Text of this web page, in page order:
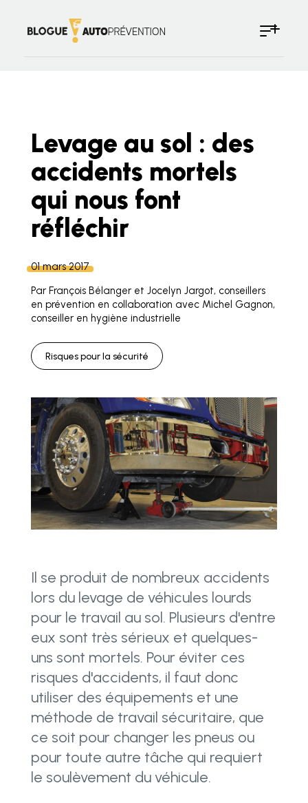
Levage au sol : des
accidents mortels
qui nous font
réfléchir
01 mars 2017
Par François Bélanger et Jocelyn Jargot, conseillers
en prévention en collaboration avec Michel Gagnon,
conseiller en hygiène industrielle
Il se produit de nombreux accidents
lors du levage de véhicules lourds
pour le travail au sol. Plusieurs d'entre
eux sont très sérieux et quelques-
uns sont mortels. Pour éviter ces
risques d'accidents, il faut donc
utiliser des équipements et une
méthode de travail sécuritaire, que
ce soit pour changer les pneus ou
pour toute autre tâche qui requiert
le soulèvement du véhicule.
Risques pour la sécurité